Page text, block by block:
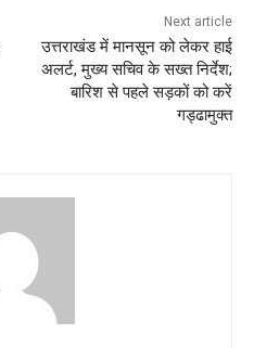
Next article
उत्तराखंड में मानसून को लेकर हाई
अलर्ट, मुख्य सचिव के सख्त निर्देश;
बारिश से पहले सड़कों को करें
गड्ढामुक्त